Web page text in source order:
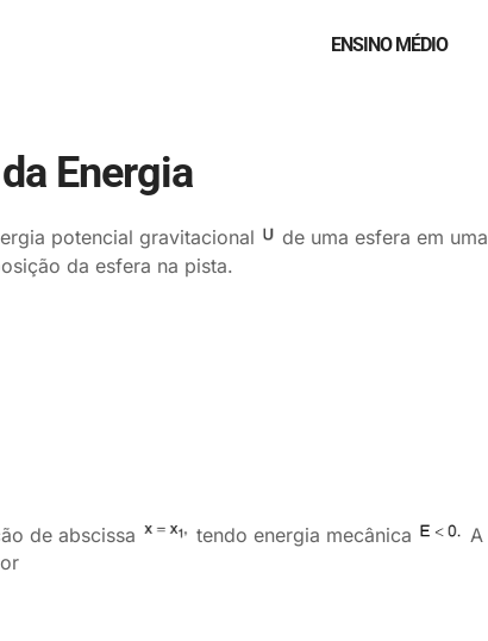
ENSINO MÉDIO
Energia
potencial gravitacional
de uma esfera em uma
da esfera na pista.
de abscissa tendo energia mecânica
A